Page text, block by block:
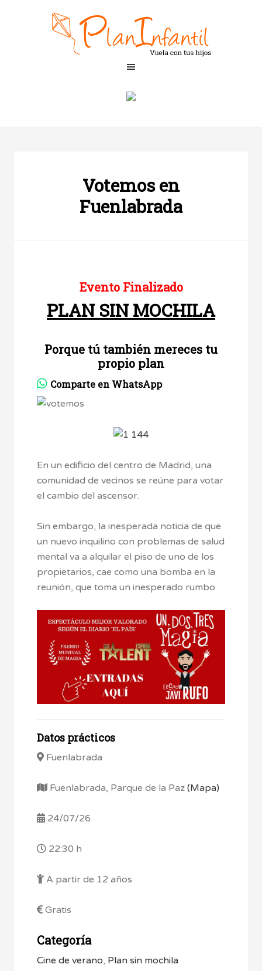
Votemos en
Fuenlabrada
Evento Finalizado
PLAN SIN MOCHILA
Porque tú también mereces tu
propio plan
Comparte en WhatsApp
En un edificio del centro de Madrid, una
comunidad de vecinos se reúne para votar
el cambio del ascensor.
Sin embargo, la inesperada noticia de que
un nuevo inquilino con problemas de salud
mental va a alquilar el piso de uno de los
propietarios, cae como una bomba en la
reunión, que toma un inesperado rumbo.
Datos prácticos
Fuenlabrada
Fuenlabrada, Parque de la Paz(Mapa)
24/07/26
22:30 h
A partir de 12 años
Gratis
Categoría
Cine de verano, Plan sin mochila